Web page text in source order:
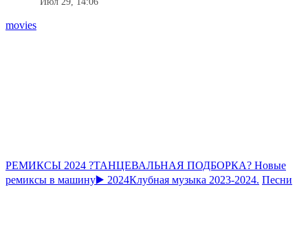
movies
РЕМИКСЫ 2024 ?ТАНЦЕВАЛЬНАЯ ПОДБОРКА? Новые
ремиксы в машину▶️ 2024Клубная музыка 2023-2024. Песни